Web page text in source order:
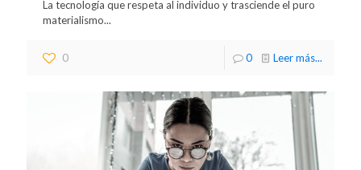
La tecnología que respeta al individuo y trasciende el puro
materialismo...
0 0 Leer más...